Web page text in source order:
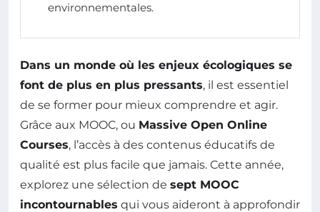
environnementales.
Dans un monde où les enjeux écologiques se
font de plus en plus pressants, il est essentiel
de se former pour mieux comprendre et agir.
Grâce aux MOOC, ou Massive Open Online
Courses, l’accès à des contenus éducatifs de
qualité est plus facile que jamais. Cette année,
explorez une sélection de sept MOOC
incontournables qui vous aideront à approfondir